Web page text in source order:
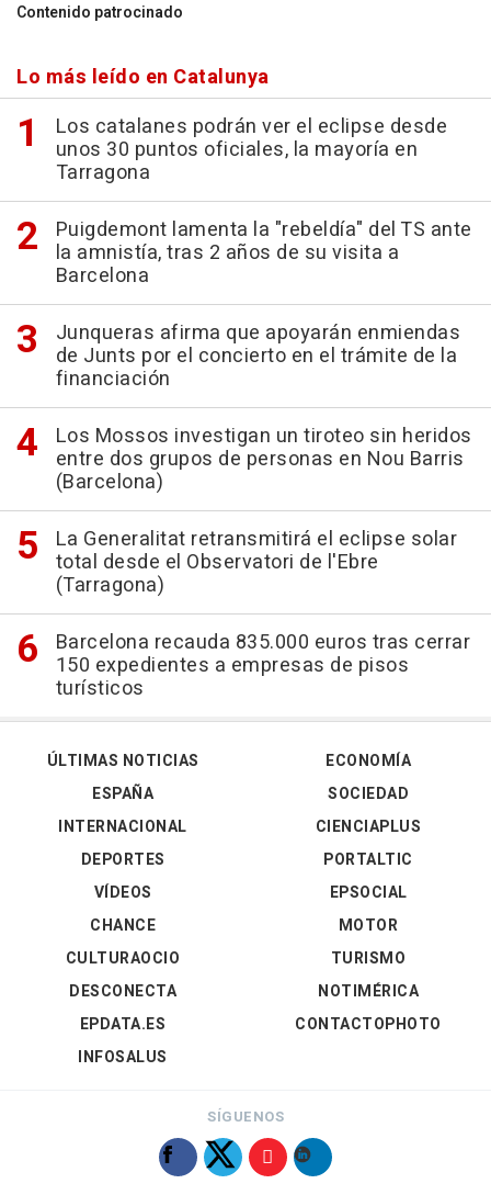
Contenido patrocinado
Lo más leído en Catalunya
Los catalanes podrán ver el eclipse desde
unos 30 puntos oficiales, la mayoría en
Tarragona
Puigdemont lamenta la "rebeldía" del TS ante
la amnistía, tras 2 años de su visita a
Barcelona
Junqueras afirma que apoyarán enmiendas
de Junts por el concierto en el trámite de la
financiación
Los Mossos investigan un tiroteo sin heridos
entre dos grupos de personas en Nou Barris
(Barcelona)
La Generalitat retransmitirá el eclipse solar
total desde el Observatori de l'Ebre
(Tarragona)
Barcelona recauda 835.000 euros tras cerrar
150 expedientes a empresas de pisos
turísticos
ÚLTIMAS NOTICIAS
ESPAÑA
INTERNACIONAL
DEPORTES
VÍDEOS
ECONOMÍA
SOCIEDAD
CIENCIAPLUS
PORTALTIC
EPSOCIAL
CHANCE
CULTURAOCIO
DESCONECTA
EPDATA.ES
INFOSALUS
MOTOR
TURISMO
NOTIMÉRICA
CONTACTOPHOTO
SÍGUENOS